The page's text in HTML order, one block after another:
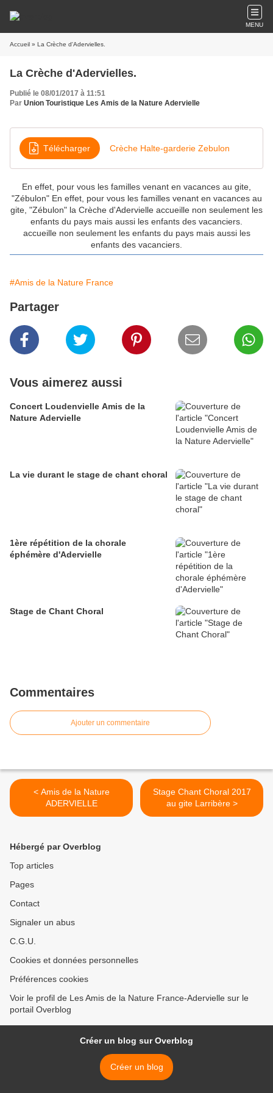
MENU
Accueil » La Crèche d'Adervielles.
La Crèche d'Adervielles.
Publié le 08/01/2017 à 11:51
Par Union Touristique Les Amis de la Nature Adervielle
Télécharger Crèche Halte-garderie Zebulon
En effet, pour vous les familles venant en vacances au gite,
"Zébulon" En effet, pour vous les familles venant en vacances au
gite, "Zébulon" la Crèche d'Adervielle accueille non seulement les
enfants du pays mais aussi les enfants des vacanciers.
accueille non seulement les enfants du pays mais aussi les
enfants des vacanciers.
#Amis de la Nature France
Partager
Vous aimerez aussi
Concert Loudenvielle Amis de la
Nature Adervielle
La vie durant le stage de chant choral
1ère répétition de la chorale
éphémère d'Adervielle
Stage de Chant Choral
Commentaires
Ajouter un commentaire
< Amis de la Nature
ADERVIELLE
Stage Chant Choral 2017
au gite Larribère >
Hébergé par Overblog
Top articles
Pages
Contact
Signaler un abus
C.G.U.
Cookies et données personnelles
Préférences cookies
Voir le profil de Les Amis de la Nature France-Adervielle sur le
portail Overblog
Créer un blog sur Overblog
Créer un blog